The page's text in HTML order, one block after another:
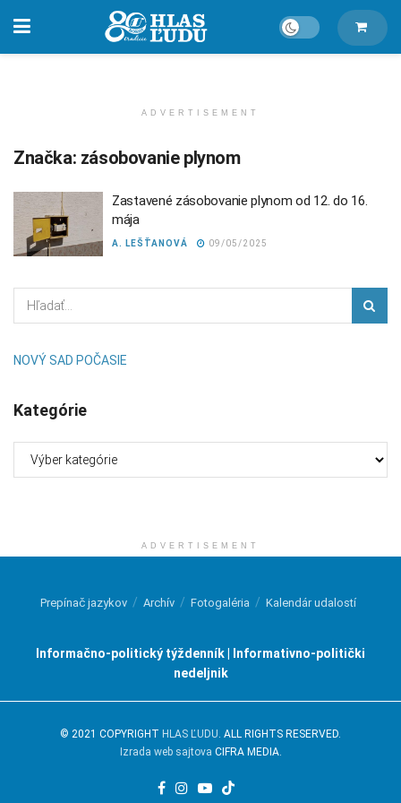
ADVERTISEMENT
Značka: zásobovanie plynom
Zastavené zásobovanie plynom od 12. do 16.
mája
A. LEŠŤANOVÁ 09/05/2025
NOVÝ SAD POČASIE
Kategórie
ADVERTISEMENT
Prepínač jazykov Archív Fotogaléria Kalendár udalostí
Informačno-politický týždenník | Informativno-politički
nedeljnik
© 2021 COPYRIGHT HLAS ĽUDU . ALL RIGHTS RESERVED.
Izrada web sajtova CIFRA MEDIA.